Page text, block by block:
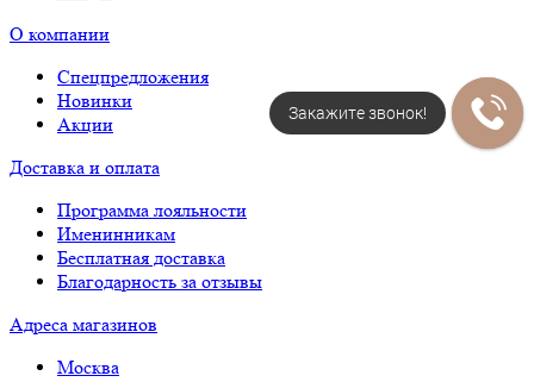
О компании
Спецпредложения
Новинки
Акции
Доставка и оплата
Программа лояльности
Именинникам
Бесплатная доставка
Благодарность за отзывы
Адреса магазинов
Москва
Закажите звонок!